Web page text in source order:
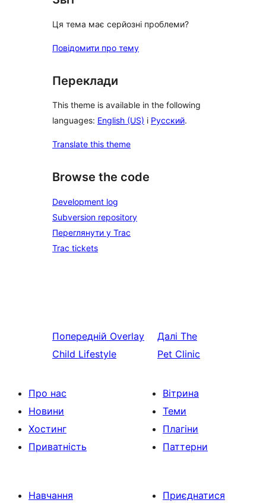
Ця тема має серйозні проблеми?
Повідомити про тему
Переклади
This theme is available in the following
languages: English (US) і Русский.
Translate this theme
Browse the code
Development log
Subversion repository
Переглянути у Trac
Trac tickets
Попередній Overlay
Child Lifestyle
Далі The
Pet Clinic
Про нас
Новини
Хостинг
Приватність
Вітрина
Теми
Плагіни
Паттерни
Навчання
Приєднатися